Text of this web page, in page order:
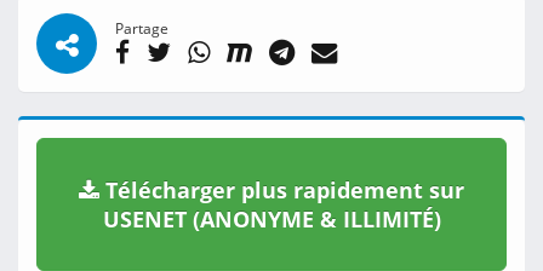
Partage
Télécharger plus rapidement sur
USENET (ANONYME & ILLIMITÉ)